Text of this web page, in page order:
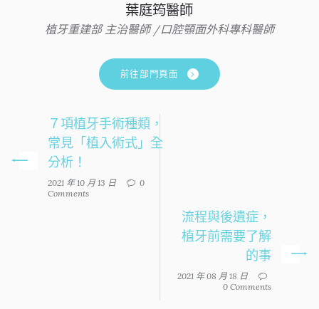
葉庭筠醫師
植牙重建部 主治醫師 /口腔顎面外科專科醫師
前往部門頁面
７項植牙手術種類，
常見「植入術式」全
分析！
2021 年 10 月 13 日
0
Comments
流程與後遺症，
植牙前需要了解
的事
2021 年 08 月 18 日
0 Comments